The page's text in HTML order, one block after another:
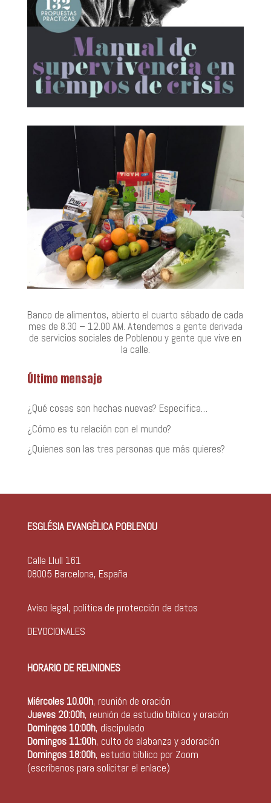
Banco de alimentos, abierto el cuarto sábado de cada
mes de 8.30 – 12.00 AM. Atendemos a gente derivada
de servicios sociales de Poblenou y gente que vive en
la calle.
Último mensaje
¿Qué cosas son hechas nuevas? Especifica…
¿Cómo es tu relación con el mundo?
¿Quienes son las tres personas que más quieres?
ESGLÉSIA EVANGÈLICA POBLENOU
Calle Llull 161
08005 Barcelona, España
Aviso legal, política de protección de datos
DEVOCIONALES
HORARIO DE REUNIONES
Miércoles 10.00h, reunión de oración
Jueves 20:00h, reunión de estudio bíblico y oración
Domingos 10:00h, discipulado
Domingos 11:00h, culto de alabanza y adoración
Domingos 18:00h, estudio bíblico por Zoom
(escríbenos para solicitar el enlace)